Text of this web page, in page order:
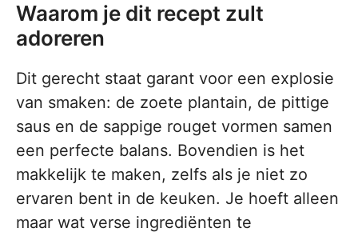
Waarom je dit recept zult
adoreren
Dit gerecht staat garant voor een explosie
van smaken: de zoete plantain, de pittige
saus en de sappige rouget vormen samen
een perfecte balans. Bovendien is het
makkelijk te maken, zelfs als je niet zo
ervaren bent in de keuken. Je hoeft alleen
maar wat verse ingrediënten te